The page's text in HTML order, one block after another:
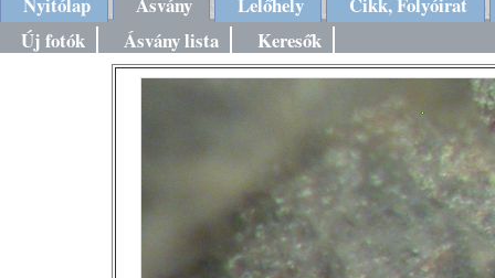
Új fotók
Ásvány lista Keresők